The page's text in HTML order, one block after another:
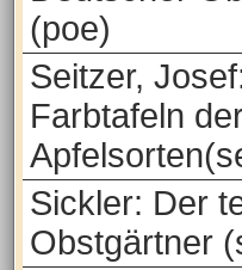
(poe)
Seitzer,
Farbtafeln
Sickler: Der
Obstgärtner